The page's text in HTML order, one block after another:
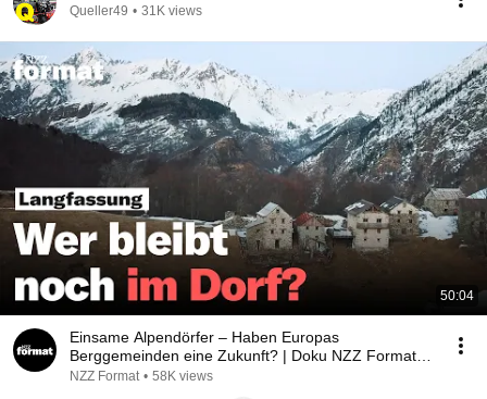
Queller49 • 31K views
50:04
Einsame Alpendörfer – Haben Europas
Berggemeinden eine Zukunft? | Doku NZZ Format |
Reupload
NZZ Format • 58K views